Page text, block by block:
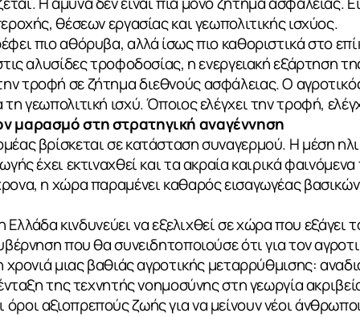
θέσεων εργασίας και γεωπολιτικής ισχύος.
πιο αθόρυβα, αλλά ίσως πιο καθοριστικά στο
αλυσίδες τροφοδοσίας, η ενεργειακή εξάρτηση
τροφή σε ζήτημα διεθνούς ασφάλειας. Ο
γεωπολιτική ισχύ. Όποιος ελέγχει την τροφή,
μαρασμό στη στρατηγική αναγέννηση
βρίσκεται σε κατάσταση συναγερμού. Η μέση
έχει εκτιναχθεί και τα ακραία καιρικά φαινόμενα
η χώρα παραμένει καθαρός εισαγωγέας
Ελλάδα κινδυνεύει να εξελιχθεί σε χώρα που εξάγει
που θα συνειδητοποιούσε ότι για τον
χρονιά μιας βαθιάς αγροτικής μεταρρύθμισης:
της τεχνητής νοημοσύνης στη γεωργία
αξιοπρεπούς ζωής για να μείνουν νέοι